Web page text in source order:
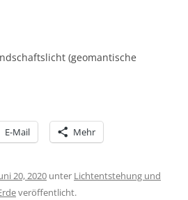
(geomantische
E-Mail Mehr
20, 2020 unter Lichtentstehung und
veröffentlicht.